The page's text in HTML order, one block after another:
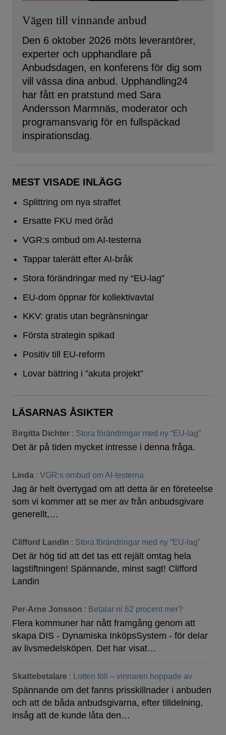
Vägen till vinnande anbud
Den 6 oktober 2026 möts leverantörer,
experter och upphandlare på
Anbudsdagen, en konferens för dig som
vill vässa dina anbud. Upphandling24
har fått en pratstund med Sara
Andersson Marmnäs, moderator och
programansvarig för en fullspäckad
inspirationsdag.
MEST VISADE INLÄGG
Splittring om nya straffet
Ersatte FKU med öråd
VGR:s ombud om AI-testerna
Tappar talerätt efter AI-bråk
Stora förändringar med ny “EU-lag”
EU-dom öppnar för kollektivavtal
KKV: gratis utan begränsningar
Första strategin spikad
Positiv till EU-reform
Lovar bättring i ”akuta projekt”
LÄSARNAS ÅSIKTER
Birgitta Dichter : Stora förändringar med ny “EU-lag”
Det är på tiden mycket intresse i denna fråga.
Linda : VGR:s ombud om AI-testerna
Jag är helt övertygad om att detta är en företeelse
som vi kommer att se mer av från anbudsgivare
generellt,…
Clifford Landin : Stora förändringar med ny “EU-lag”
Det är hög tid att det tas ett rejält omtag hela
lagstiftningen! Spännande, minst sagt! Clifford
Landin
Per-Arne Jonsson : Betalar ni 62 procent mer?
Flera kommuner har nått framgång genom att
skapa DIS - Dynamiska InköpsSystem - för delar
av livsmedelsköpen. Det har visat…
Skattebetalare : Lotten föll – vinnaren hoppade av
Spännande om det fanns prisskillnader i anbuden
och att de båda anbudsgivarna, efter tilldelning,
insåg att de kunde låta den…